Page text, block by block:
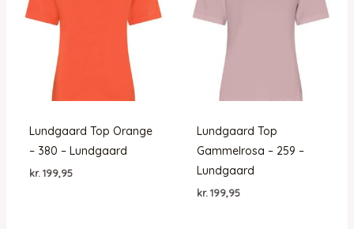
Lundgaard Top Orange
– 380 – Lundgaard
kr. 199,95
Lundgaard Top
Gammelrosa – 259 –
Lundgaard
kr. 199,95